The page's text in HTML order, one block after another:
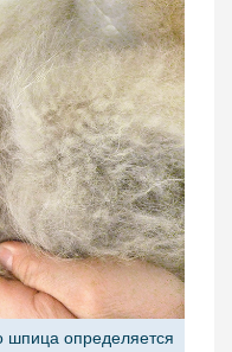
шпица определяется